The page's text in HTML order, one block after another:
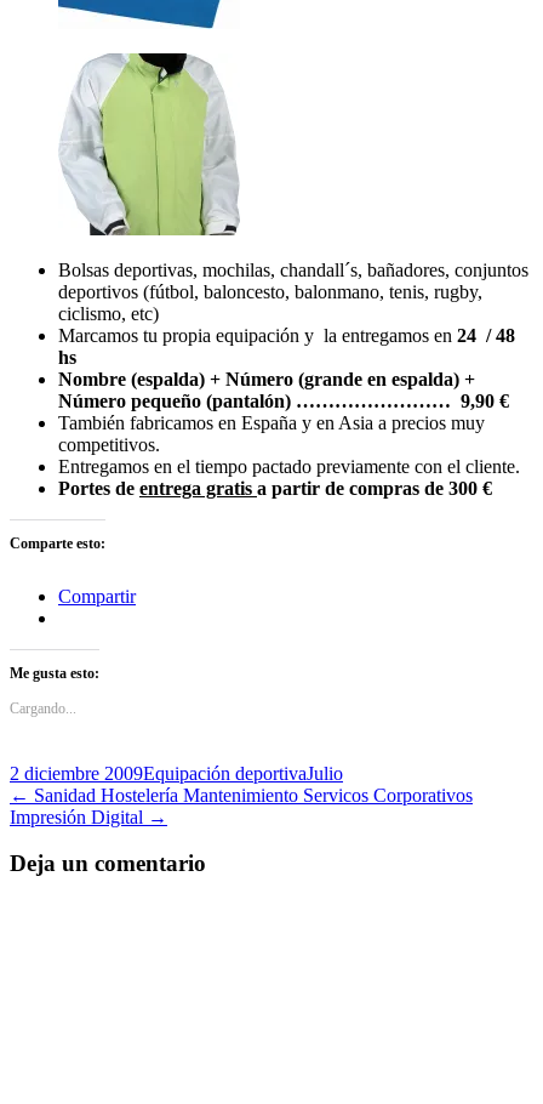
Bolsas deportivas, mochilas, chandall´s, bañadores, conjuntos
deportivos (fútbol, baloncesto, balonmano, tenis, rugby,
ciclismo, etc)
Marcamos tu propia equipación y la entregamos en 24 / 48
hs
Nombre (espalda) + Número (grande en espalda) +
Número pequeño (pantalón) …………………… 9,90 €
También fabricamos en España y en Asia a precios muy
competitivos.
Entregamos en el tiempo pactado previamente con el cliente.
Portes de entrega gratis a partir de compras de 300 €
Comparte esto:
Compartir
Me gusta esto:
Cargando...
2 diciembre 2009Equipación deportivaJulio
Navegación
de
entradas
← Sanidad Hostelería Mantenimiento Servicos Corporativos
Impresión Digital →
Deja un comentario